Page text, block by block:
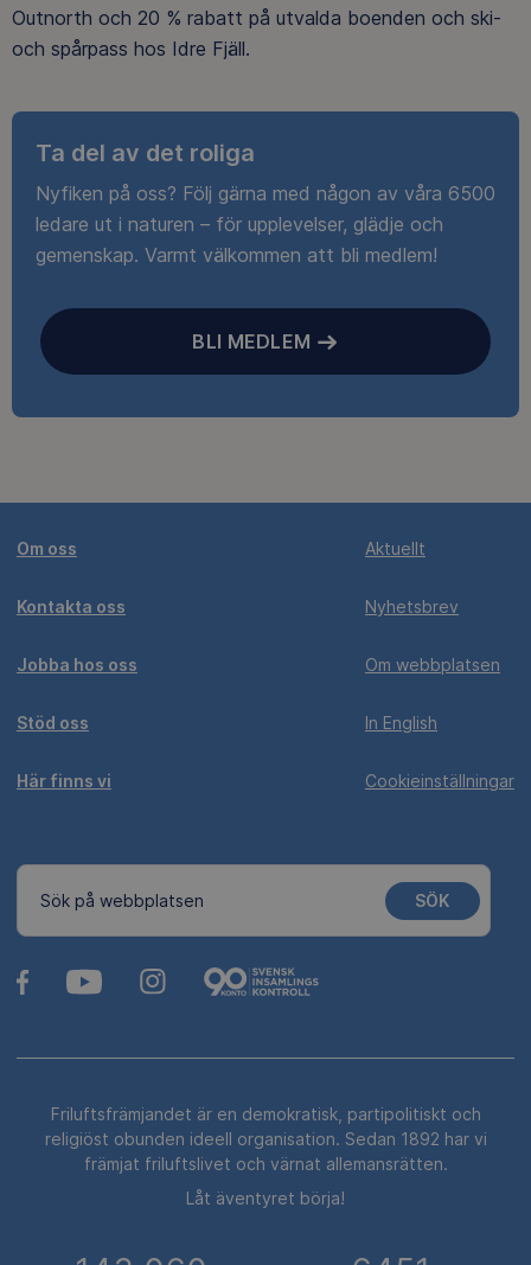
Outnorth och 20 % rabatt på utvalda boenden och ski-
och spårpass hos Idre Fjäll.
Ta del av det roliga
Nyfiken på oss? Följ gärna med någon av våra 6500
ledare ut i naturen – för upplevelser, glädje och
gemenskap. Varmt välkommen att bli medlem!
BLI MEDLEM
Om oss
Kontakta oss
Jobba hos oss
Stöd oss
Här finns vi
Aktuellt
Nyhetsbrev
Om webbplatsen
In English
Cookieinställningar
Sök på webbplatsen SÖK
Friluftsfrämjandet är en demokratisk, partipolitiskt och
religiöst obunden ideell organisation. Sedan 1892 har vi
främjat friluftslivet och värnat allemansrätten.
Låt äventyret börja!